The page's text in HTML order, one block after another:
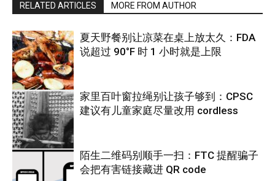
RELATED ARTICLES MORE FROM AUTHOR
热点
夏天野餐别让凉菜在桌上放太久：FDA
说超过 90°F 时 1 小时就是上限
热点
家里百叶窗拉绳别让孩子够到：CPSC
建议有儿童家庭尽量改用 cordless
陌生二维码别顺手一扫：FTC 提醒骗子
会把有害链接藏进 QR code